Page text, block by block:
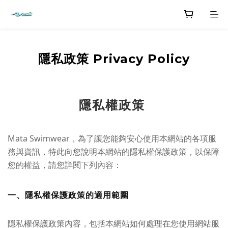
隱私政策 Privacy Policy
隱私權政策
Mata Swimwear，為了讓您能夠安心使用本網站的各項服
務與資訊，特此向您說明本網站的隱私權保護政策，以保障
您的權益，請您詳閱下列內容：
一、隱私權保護政策的適用範圍
隱私權保護政策內容，包括本網站如何處理在您使用網站服